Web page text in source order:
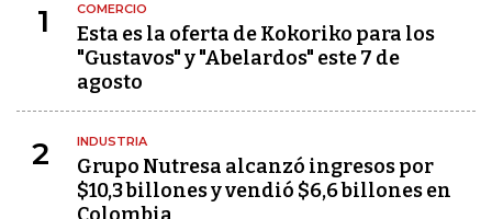
1 COMERCIO
Esta es la oferta de Kokoriko para los
"Gustavos" y "Abelardos" este 7 de
agosto
2 INDUSTRIA
Grupo Nutresa alcanzó ingresos por
$10,3 billones y vendió $6,6 billones en